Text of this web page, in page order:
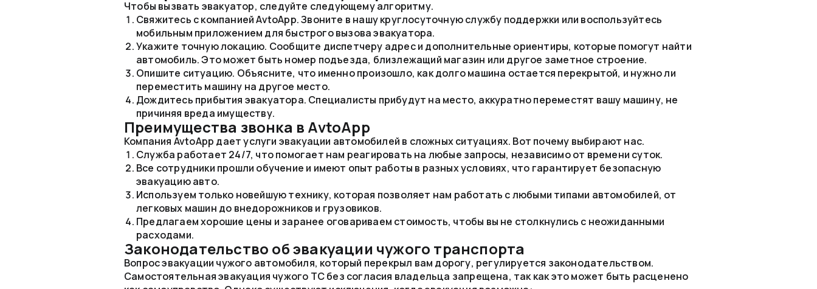
Чтобы вызвать эвакуатор, следуйте следующему алгоритму.
Свяжитесь с компанией AvtoApp. Звоните в нашу круглосуточную службу поддержки или воспользуйтесь
мобильным приложением для быстрого вызова эвакуатора.
Укажите точную локацию. Сообщите диспетчеру адрес и дополнительные ориентиры, которые помогут найти
автомобиль. Это может быть номер подъезда, близлежащий магазин или другое заметное строение.
Опишите ситуацию. Объясните, что именно произошло, как долго машина остается перекрытой, и нужно ли
переместить машину на другое место.
Дождитесь прибытия эвакуатора. Специалисты прибудут на место, аккуратно переместят вашу машину, не
причиняя вреда имуществу.
Преимущества звонка в AvtoApp
Компания AvtoApp дает услуги эвакуации автомобилей в сложных ситуациях. Вот почему выбирают нас.
Служба работает 24/7, что помогает нам реагировать на любые запросы, независимо от времени суток.
Все сотрудники прошли обучение и имеют опыт работы в разных условиях, что гарантирует безопасную
эвакуацию авто.
Используем только новейшую технику, которая позволяет нам работать с любыми типами автомобилей, от
легковых машин до внедорожников и грузовиков.
Предлагаем хорошие цены и заранее оговариваем стоимость, чтобы вы не столкнулись с неожиданными
расходами.
Законодательство об эвакуации чужого транспорта
Вопрос эвакуации чужого автомобиля, который перекрыл вам дорогу, регулируется законодательством.
Самостоятельная эвакуация чужого ТС без согласия владельца запрещена, так как это может быть расценено